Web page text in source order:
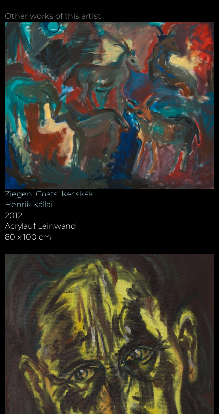
Other works of this artist
Ziegen. Goats. Kecskék
Henrik Kállai
2012
Acrylauf Leinwand
80 x 100 cm